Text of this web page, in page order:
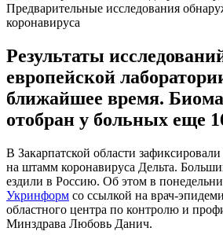
Предварительные исследования
коронавируса
Результаты
европейской
ближайшее время.
отобран у больных еще
В Закарпатской области
на штамм коронавируса Дельта.
ездили в Россию. Об этом в
Укринформ со ссылкой на врач-
областного центра по контролю и
Минздрава Любовь Данич.